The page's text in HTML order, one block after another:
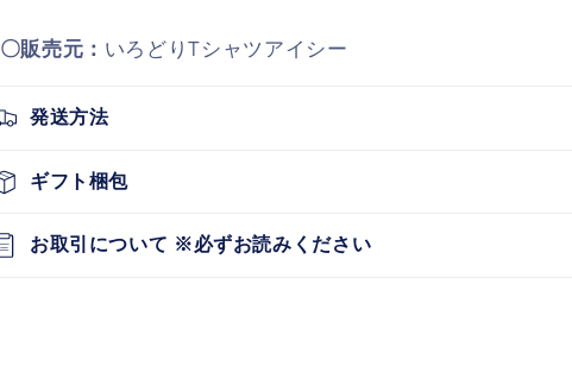
〇販売元： いろどりTシャツアイシー
発送方法
ギフト梱包
お取引について ※必ずお読みください